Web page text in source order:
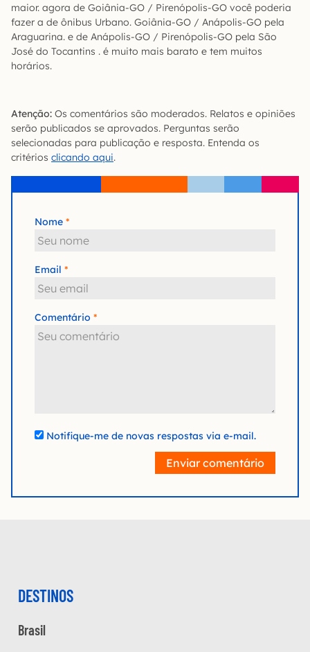
maior. agora de Goiânia-GO / Pirenópolis-GO você poderia
fazer a de ônibus Urbano. Goiânia-GO / Anápolis-GO pela
Araguarina. e de Anápolis-GO / Pirenópolis-GO pela São
José do Tocantins . é muito mais barato e tem muitos
horários.
Atenção: Os comentários são moderados. Relatos e opiniões
serão publicados se aprovados. Perguntas serão
selecionadas para publicação e resposta. Entenda os
critérios clicando aqui.
Nome
Email
Comentário
Notifique-me de novas respostas via e-mail.
Enviar comentário
DESTINOS
Brasil